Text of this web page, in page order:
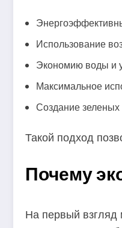
Использование
Экономию воды и
Максимальное
Создание
Такой подход
Почему
На первый взгляд